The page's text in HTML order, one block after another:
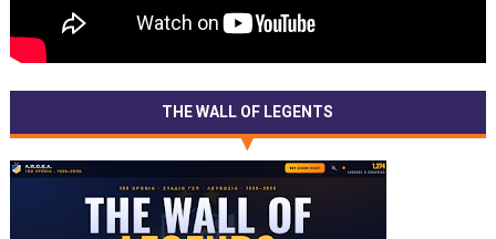
THE WALL OF LEGENTS